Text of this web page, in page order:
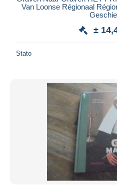
Van Loonse Régionaal
±
Stato